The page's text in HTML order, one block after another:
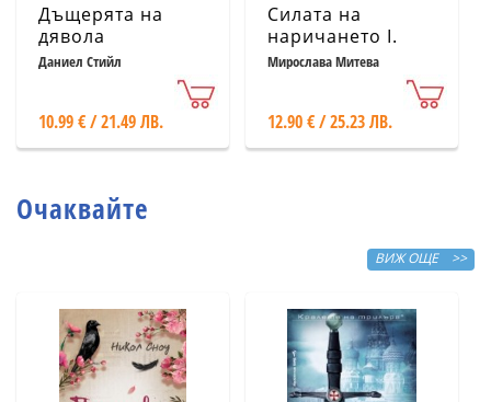
Дъщерята на
дявола
Даниел Стийл
10.99 € / 21.49 ЛВ.
Силата на
наричането І.
Тайната на
български
обичаи, които
Мирослава Митева
12.90 € / 25.23 ЛВ.
Очаквайте
ВИЖ ОЩЕ >>